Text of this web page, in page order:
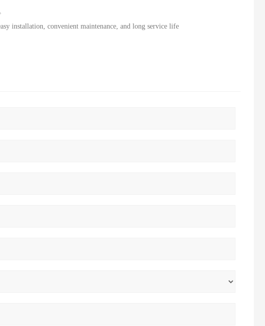
installation, convenient maintenance, and long service life